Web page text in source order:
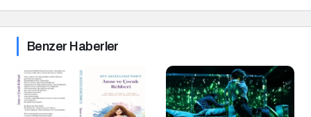
Benzer Haberler